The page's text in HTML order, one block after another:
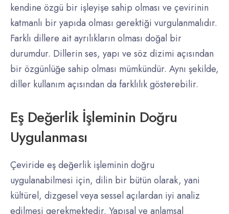
kendine özgü bir işleyişe sahip olması ve çevirinin
katmanlı bir yapıda olması gerektiği vurgulanmalıdır.
Farklı dillere ait ayrılıkların olması doğal bir
durumdur. Dillerin ses, yapı ve söz dizimi açısından
bir özgünlüğe sahip olması mümkündür. Aynı şekilde,
diller kullanım açısından da farklılık gösterebilir.
Eş Değerlik İşleminin Doğru
Uygulanması
Çeviride eş değerlik işleminin doğru
uygulanabilmesi için, dilin bir bütün olarak, yani
kültürel, dizgesel veya sessel açılardan iyi analiz
edilmesi gerekmektedir. Yapısal ve anlamsal